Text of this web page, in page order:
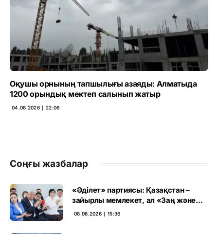
Оқушы орнының тапшылығы азаяды: Алматыда
1200 орындық мектеп салынып жатыр
04.08.2026 ∣ 22:06
Соңғы жазбалар
«Әділет» партиясы: Қазақстан –
зайырлы мемлекет, ал «Заң және
тәртіп» қағидаты баршаға міндетті
08.08.2026 ∣ 15:36